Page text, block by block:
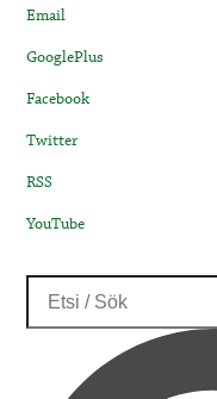
Email
GooglePlus
Facebook
Twitter
RSS
YouTube